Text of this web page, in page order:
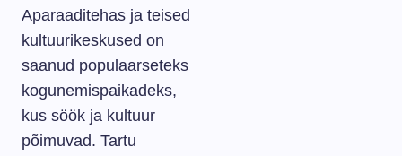
Aparaaditehas ja teised
kultuurikeskused on
saanud populaarseteks
kogunemispaikadeks,
kus söök ja kultuur
põimuvad. Tartu